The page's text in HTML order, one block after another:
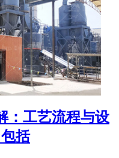
：工艺流程与设
括